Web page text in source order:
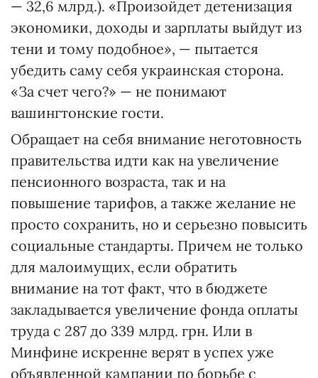
— 32,6 млрд.). «Произойдет детенизация
экономики, доходы и зарплаты выйдут из
тени и тому подобное», — пытается
убедить саму себя украинская сторона.
«За счет чего?» — не понимают
вашингтонские гости.
Обращает на себя внимание неготовность
правительства идти как на увеличение
пенсионного возраста, так и на
повышение тарифов, а также желание не
просто сохранить, но и серьезно повысить
социальные стандарты. Причем не только
для малоимущих, если обратить
внимание на тот факт, что в бюджете
закладывается увеличение фонда оплаты
труда с 287 до 339 млрд. грн. Или в
Минфине искренне верят в успех уже
объявленной кампании по борьбе с